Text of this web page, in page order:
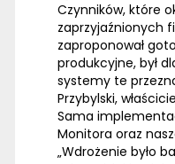
Czynników, które
zaprzyjaźnionych
zaproponował
produkcyjne, był
systemy te
Przybylski,
Sama
Monitora oraz
„Wdrożenie było